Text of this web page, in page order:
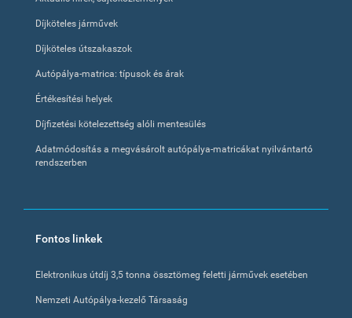
Díjköteles járművek
Díjköteles útszakaszok
Autópálya-matrica: típusok és árak
Értékesítési helyek
Díjfizetési kötelezettség alóli mentesülés
Adatmódosítás a megvásárolt autópálya-matricákat nyilvántartó
rendszerben
Fontos linkek
Elektronikus útdíj 3,5 tonna össztömeg feletti járművek esetében
Nemzeti Autópálya-kezelő Társaság